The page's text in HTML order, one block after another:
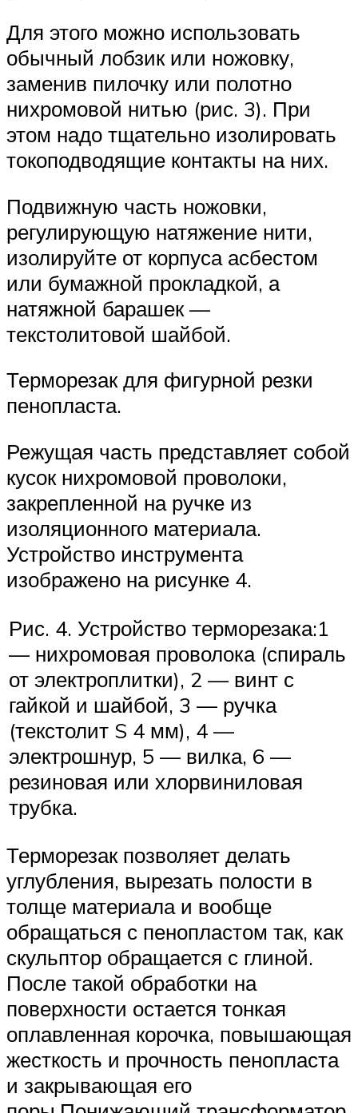
Для этого можно использовать
обычный лобзик или ножовку,
заменив пилочку или полотно
нихромовой нитью (рис. 3). При
этом надо тщательно изолировать
токоподводящие контакты на них.
Подвижную часть ножовки,
регулирующую натяжение нити,
изолируйте от корпуса асбестом
или бумажной прокладкой, а
натяжной барашек —
текстолитовой шайбой.
Терморезак для фигурной резки
пенопласта.
Режущая часть представляет собой
кусок нихромовой проволоки,
закрепленной на ручке из
изоляционного материала.
Устройство инструмента
изображено на рисунке 4.
Рис. 4. Устройство терморезака:1
— нихромовая проволока (спираль
от электроплитки), 2 — винт с
гайкой и шайбой, 3 — ручка
(текстолит S 4 мм), 4 —
электрошнур, 5 — вилка, 6 —
резиновая или хлорвиниловая
трубка.
Терморезак позволяет делать
углубления, вырезать полости в
толще материала и вообще
обращаться с пенопластом так, как
скульптор обращается с глиной.
После такой обработки на
поверхности остается тонкая
оплавленная корочка, повышающая
жесткость и прочность пенопласта
и закрывающая его